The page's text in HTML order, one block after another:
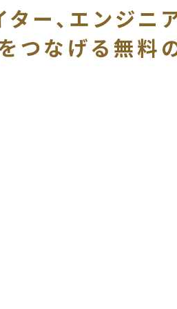
ター、エンジニ
つなげる無料